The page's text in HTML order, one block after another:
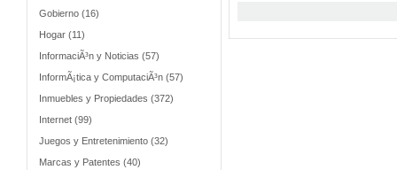
Gobierno (16)
Hogar (11)
InformaciÃ³n y Noticias (57)
InformÃ¡tica y ComputaciÃ³n (57)
Inmuebles y Propiedades (372)
Internet (99)
Juegos y Entretenimiento (32)
Marcas y Patentes (40)